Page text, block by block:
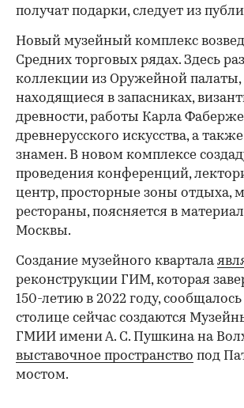
получат подарки, следует из
Новый музейный комплекс
Средних торговых рядах. Здесь
коллекции из Оружейной палаты,
находящиеся в запасниках,
древности, работы Карла
древнерусского искусства, а
знамен. В новом комплексе
проведения конференций,
центр, просторные зоны отдыха,
рестораны, поясняется в
Москвы.
Создание музейного квартала
реконструкции ГИМ, которая
150-летию в 2022 году,
столице сейчас создаются
ГМИИ имени А. С. Пушкина на
выставочное пространство под
мостом.